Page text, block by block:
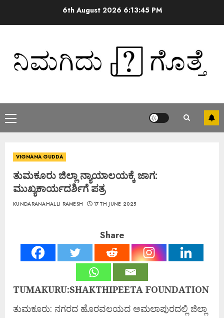
6th August 2026 6:13:46 PM
VIGNANA GUDDA
ತುಮಕೂರು ಜಿಲ್ಲಾ ನ್ಯಾಯಾಲಯಕ್ಕೆ ಜಾಗ:
ಮುಖ್ಯಕಾರ್ಯದರ್ಶಿಗೆ ಪತ್ರ
KUNDARANAHALLI RAMESH 17TH JUNE 2025
Share
TUMAKURU:SHAKTHIPEETA FOUNDATION
ತುಮಕೂರು: ನಗರದ ಹೊರವಲಯದ ಅಮಲಾಪುರದಲ್ಲಿ ಜಿಲ್ಲಾ